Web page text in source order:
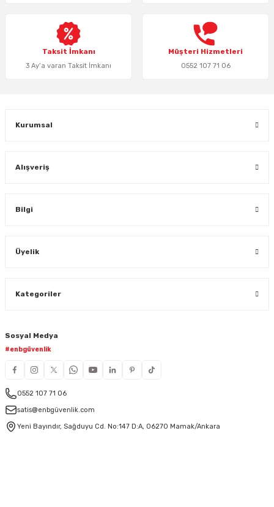
Bu ürüne benzer farklı alternatifler olmalı.
Taksit İmkanı
3 Ay’a varan Taksit İmkanı
Müşteri Hizmetleri
0552 107 71 06
Kurumsal
Alışveriş
Bilgi
Üyelik
Kategoriler
Sosyal Medya
#enbgüvenlik
0552 107 71 06
satis@enbgüvenlik.com
Yeni Bayındır, Sağduyu Cd. No:147 D:A, 06270 Mamak/Ankara